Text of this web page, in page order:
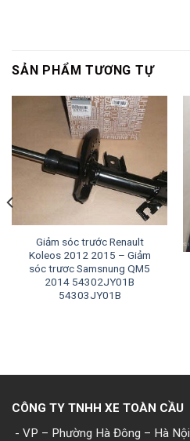
SẢN PHẨM TƯƠNG TỰ
Giảm sóc trước Renault
Koleos 2012 2015 – Giảm
sóc trươc Samsnung QM5
2014 54302JY01B
54303JY01B
CÔNG TY TNHH XE TOÀN CẦU
- VP – Phường Hà Đông – Hà Nội